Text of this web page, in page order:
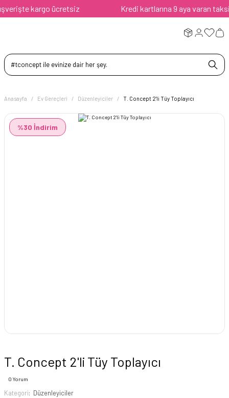
kargo ücretsiz Kredi kartlarına 9 aya varan taksit
Anasayfa Ev Gereçleri Düzenleyiciler T. Concept 2'li Tüy Toplayıcı
%30 İndirim
T. Concept 2'li Tüy Toplayıcı
0 Yorum
Kategori
Düzenleyiciler